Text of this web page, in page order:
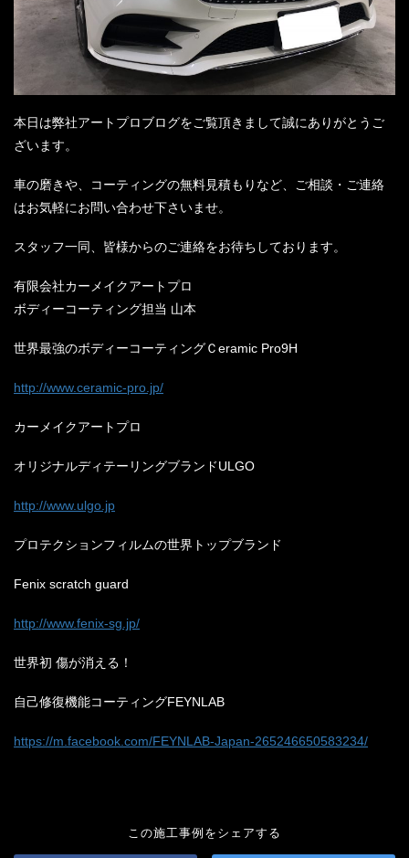
本日は弊社アートプロブログをご覧頂きまして誠にありがとうご
ざいます。
車の磨きや、コーティングの無料見積もりなど、ご相談・ご連絡
はお気軽にお問い合わせ下さいませ。
スタッフ一同、皆様からのご連絡をお待ちしております。
有限会社カーメイクアートプロ
ボディーコーティング担当 山本
世界最強のボディーコーティングＣeramic Pro9H
http://www.ceramic-pro.jp/
カーメイクアートプロ
オリジナルディテーリングブランドULGO
http://www.ulgo.jp
プロテクションフィルムの世界トップブランド
Fenix scratch guard
http://www.fenix-sg.jp/
世界初 傷が消える！
自己修復機能コーティングFEYNLAB
https://m.facebook.com/FEYNLAB-Japan-265246650583234/
この施工事例をシェアする